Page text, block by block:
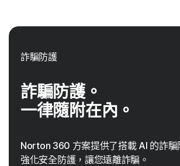
詐騙防護
詐騙防護。
一律隨附在內。
Norton 360 方案提供了搭載 AI 的詐騙
強化安全防護，讓您遠離詐騙。